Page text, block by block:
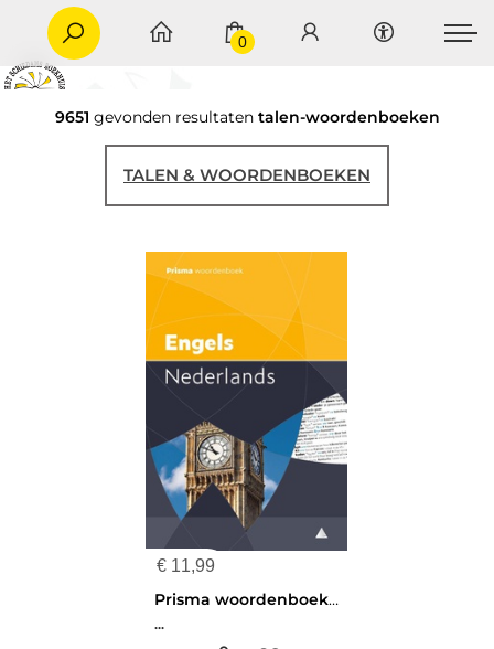
0
9651 gevonden resultaten talen-woordenboeken
TALEN & WOORDENBOEKEN
€ 11,99
Prisma woordenboek Engels-Nederlands
...